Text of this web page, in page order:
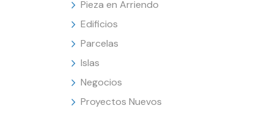
Pieza en Arriendo
Edificios
Parcelas
Islas
Negocios
Proyectos Nuevos